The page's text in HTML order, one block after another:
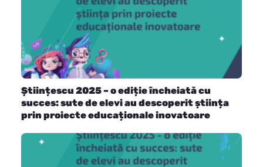
Științescu 2025 – o ediție încheiată cu
succes: sute de elevi au descoperit știința
prin proiecte educaționale inovatoare